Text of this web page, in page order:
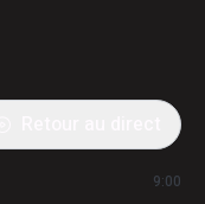
9:00